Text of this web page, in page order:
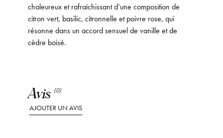
Avis (0)
AJOUTER UN AVIS
chaleureux et rafraîchissant d’une composition de
citron vert, basilic, citronnelle et poivre rose, qui
résonne dans un accord sensuel de vanille et de
cèdre boisé.